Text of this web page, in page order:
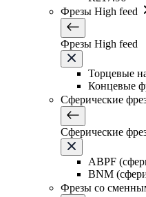
Фрезы High feed
Фрезы High feed
Торцевые
Концевые
Сферические
Сферические
ABPF
BNM
Фрезы со